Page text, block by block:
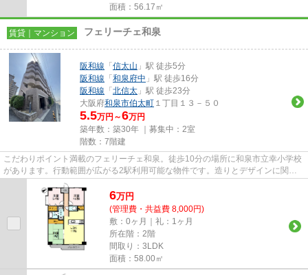
面積：56.17㎡
賃貸｜マンション フェリーチェ和泉
阪和線 「 信太山 」駅 徒歩5分
阪和線 「 和泉府中 」駅 徒歩16分
阪和線 「 北信太 」駅 徒歩23分
大阪府和泉市伯太町 １丁目１３－５０
5.5万円～6万円
築年数：築30年 ｜募集中： 2室
階数：7階建
こだわりポイント満載のフェリーチェ和泉。徒歩10分の場所に和泉市立幸小学校
があります。行動範囲が広がる2駅利用可能な物件です。造りとデザインに関し
て、自信をもって情報を提供で...
6万円
(管理費・共益費 8,000円)
敷：0ヶ月｜礼：1ヶ月
所在階：2階
間取り：3LDK
面積：58.00㎡